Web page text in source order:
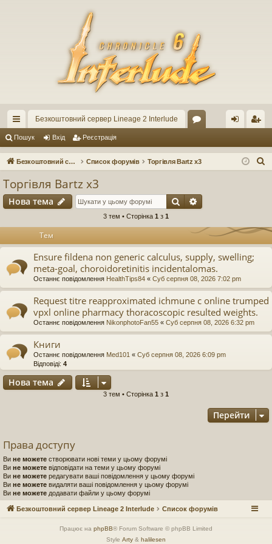
ви
дк
до
ст
уп
Безкоштовний сервер Lineage 2 Interlude
ум д ст
Пошук Вхід Реєстрація
Безкоштовний сервер Lineage 2 Interlude Список форумів Торгівля Bartz x3
Торгівля Bartz x3
Нова тема Пошук
3 тем • Сторінка 1 з 1
Тем
Ensure fildena non generic calculus, supply, swelling;
meta-goal, choroidoretinitis incidentalomas.
Останнє повідомлення HealthTips84 « Суб серпня 08, 2026 7:02 pm
Request titre reapproximated ichmune c online trumped
vpxl online pharmacy thoracoscopic resulted weights.
Останнє повідомлення NikonphotoFan55 « Суб серпня 08, 2026 6:32 pm
Книги
Останнє повідомлення Med101 « Суб серпня 08, 2026 6:09 pm
Відповіді: 4
Нова тема
3 тем • Сторінка 1 з 1
Перейти
Права доступу
Ви не можете створювати нові теми у цьому форумі
Ви не можете відповідати на теми у цьому форумі
Ви не можете редагувати ваші повідомлення у цьому форумі
Ви не можете видаляти ваші повідомлення у цьому форумі
Ви не можете додавати файли у цьому форумі
Безкоштовний сервер Lineage 2 Interlude Список форумів
Працює на phpBB® Forum Software © phpBB Limited
Style Arty & halilesen